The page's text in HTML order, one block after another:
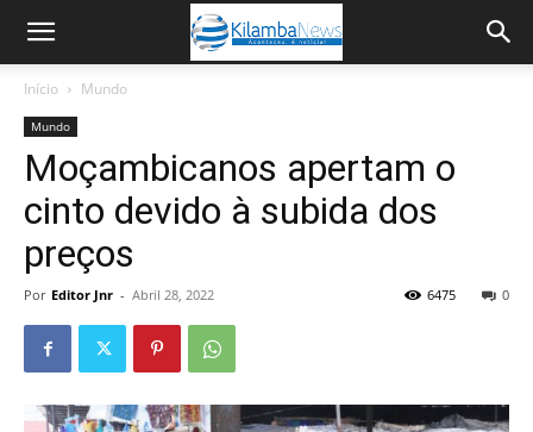
Início Mundo
Mundo
Moçambicanos apertam o
cinto devido à subida dos
preços
Por Editor Jnr - Abril 28, 2022 0
6475